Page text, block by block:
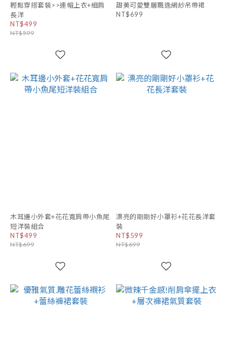
輕鬆穿搭套裝>>連帽上衣+細肩
長洋
NT$499
NT$599
甜美可愛雙層飄逸網紗吊帶裙
NT$699
木耳邊小外套+花花寬肩帶小魚尾
短洋裝組合
NT$499
NT$699
漂亮的剛剛好小罩衫+花花長洋套
裝
NT$599
NT$699